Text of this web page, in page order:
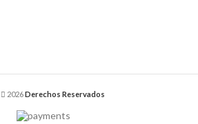
2026Derechos Reservados